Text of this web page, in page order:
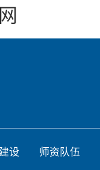
设 师资队伍